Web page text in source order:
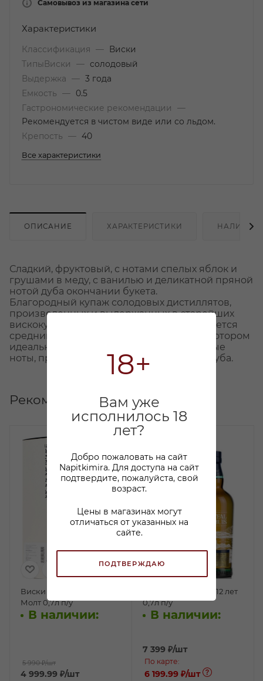
18+
Вам уже
исполнилось 18
лет?
Добро пожаловать на сайт
Napitkimira. Для доступа на сайт
подтвердите, пожалуйста, свой
возраст.
Цены в магазинах могут
отличаться от указанных на
сайте.
ПОДТВЕРЖДАЮ
Самовывоз из магазина сети
Характеристики
Классификация —
Виски
ТипыВиски
—
солодовый
Выдержка
— 3 года
Емкость
—
0.5
Гастрономические рекомендации
—
Рекомендуется в чистом виде или со льдом.
Крепость
— 40
Все характеристики
ОПИСАНИЕ ХАРАКТЕРИСТИКИ НАЛИЧИЕ
Сладкий, фруктовый, с нотами спелых яблок и
грушами в меду, с ванилью и деликатной пряной
нотой дуба окончании букета.
Благородный купаж солодовых дистиллятов,
произведенных и выдержанных в старейших
вискокурнях Шотландии. Вкус виски является
средним по терпкости, гармоничным, в котором
идеально дополняют друг друга фруктовые
ноты, пряности и шелковистые оттенки дуба.
Рекомендуем
Виски Хатозаки Пью
Молт 0,7л п/у
В наличии:
5 990 ₽/шт
4 999.99 ₽/шт
Виски Касл Камус 12 лет
0,7л п/у
В наличии:
7 399 ₽/шт
По карте:
6 199.99 ₽/шт